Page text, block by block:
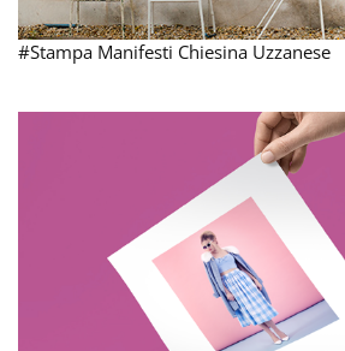
#Stampa Manifesti Chiesina Uzzanese